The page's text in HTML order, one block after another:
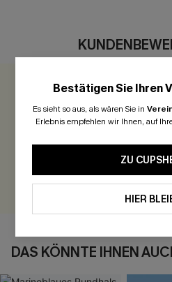
300 Punkte für
DAS KÖNNTE IHNEN
Bestätigen Sie Ihren
Es sieht so aus, als wären Sie in
Erlebnis empfehlen wir Ihnen, auf
ZU
HIER